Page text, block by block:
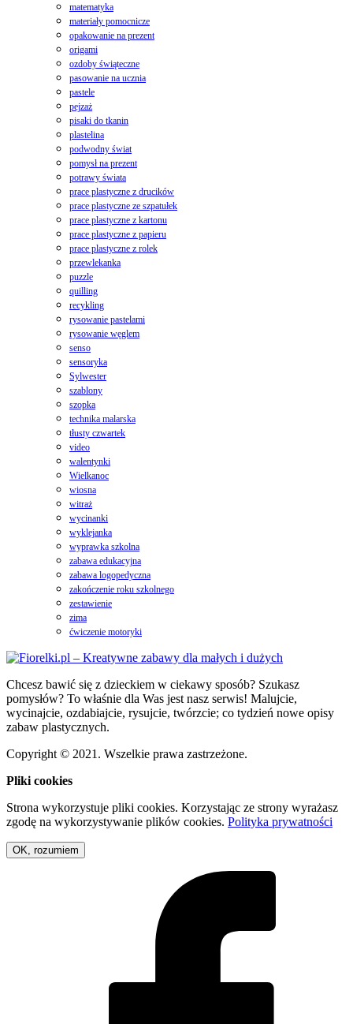
matematyka
materiały pomocnicze
opakowanie na prezent
origami
ozdoby świąteczne
pasowanie na ucznia
pastele
pejzaż
pisaki do tkanin
plastelina
podwodny świat
pomysł na prezent
potrawy świata
prace plastyczne z drucików
prace plastyczne ze szpatułek
prace plastyczne z kartonu
prace plastyczne z papieru
prace plastyczne z rolek
przewlekanka
puzzle
quilling
recykling
rysowanie pastelami
rysowanie węglem
senso
sensoryka
Sylwester
szablony
szopka
technika malarska
tłusty czwartek
video
walentynki
Wielkanoc
wiosna
witraż
wycinanki
wyklejanka
wyprawka szkolna
zabawa edukacyjna
zabawa logopedyczna
zakończenie roku szkolnego
zestawienie
zima
ćwiczenie motoryki
Chcesz bawić się z dzieckiem w ciekawy sposób? Szukasz
pomysłów? To właśnie dla Was jest nasz serwis! Malujcie,
wycinajcie, ozdabiajcie, rysujcie, twórzcie; co tydzień nowe opisy
zabaw plastycznych.
Copyright © 2021. Wszelkie prawa zastrzeżone.
Pliki cookies
Strona wykorzystuje pliki cookies. Korzystając ze strony wyrażasz
zgodę na wykorzystywanie plików cookies. Polityka prywatności
OK, rozumiem